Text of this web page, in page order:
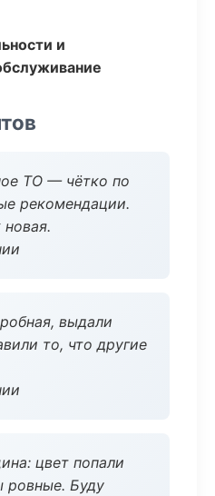
и
ТО — чётко по
рекомендации.
выдали
то, что другие
цвет попали
ровные. Буду